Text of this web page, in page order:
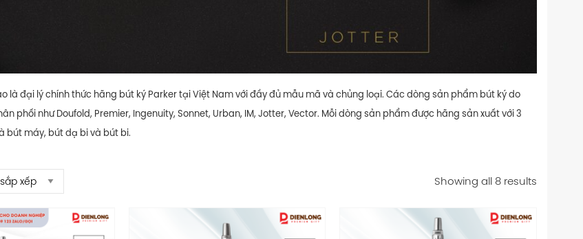
là đại lý chính thức hãng bút ký Parker tại Việt Nam với đầy đủ mẫu mã và chủng loại. Các dòng sản phẩm bút ký do
phối như Doufold, Premier, Ingenuity, Sonnet, Urban, IM, Jotter, Vector. Mỗi dòng sản phẩm được hãng sản xuất với 3
bút máy, bút dạ bi và bút bi.
Showing all 8 results